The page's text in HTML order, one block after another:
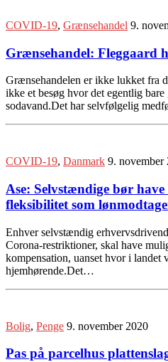
COVID-19, Grænsehandel 9.
Grænsehandel: Fleggaard
Grænsehandelen er ikke lukket fra
ikke et besøg hvor det egentlig
sodavand.Det har selvfølgelig
COVID-19, Danmark 9. november
Ase: Selvstændige bør
fleksibilitet som
Enhver selvstændig
Corona-restriktioner, skal have
kompensation, uanset hvor i landet
hjemhørende.Det…
Bolig, Penge 9. november 2020
Pas på parcelhus